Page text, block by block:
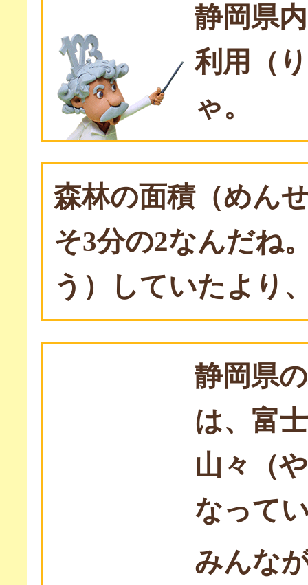
静岡県
利用（
ゃ。
森林の面積（めん
そ3分の2なんだね
う）していたより
静岡県
は、富
山々（
なって
みんな